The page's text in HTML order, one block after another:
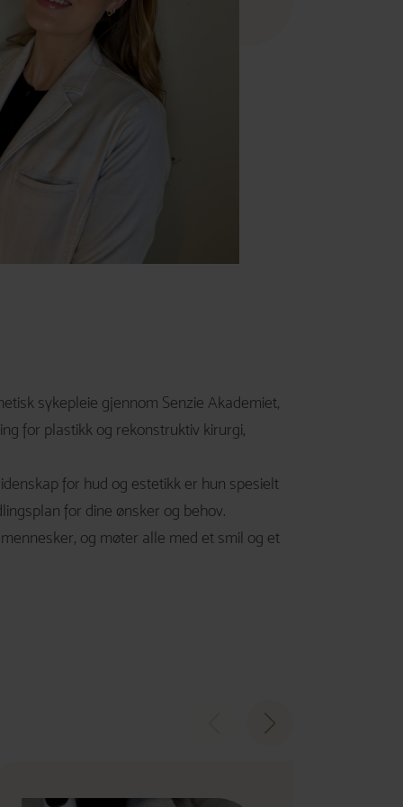
sykepleie gjennom Senzie Akademiet,
for plastikk og rekonstruktiv kirurgi,
for hud og estetikk er hun spesielt
for dine ønsker og behov.
og møter alle med et smil og et